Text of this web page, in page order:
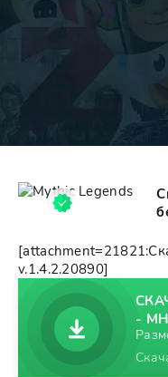
v.1.4.2.20890]
-